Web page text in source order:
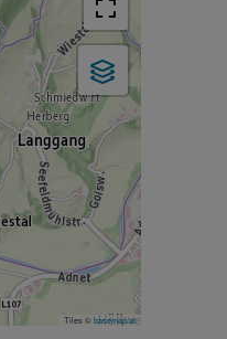
Tiles ©basemap.at